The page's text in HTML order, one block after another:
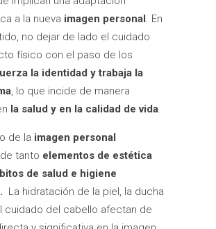
a la nueva imagen personal. En
no dejar de lado el cuidado
físico con el paso de los
la identidad y trabaja la
, lo que incide de manera
la salud y en la calidad de vida.
de la imagen personal
tanto elementos de estética
de salud e higiene
La hidratación de la piel, la ducha
cuidado del cabello afectan de